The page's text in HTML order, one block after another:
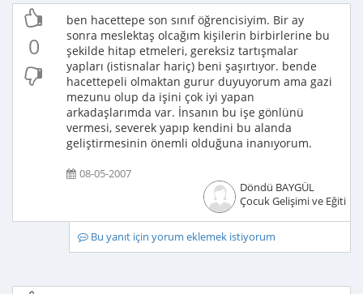
0
ben hacettepe son sınıf öğrencisiyim. Bir ay
sonra meslektaş olcağım kişilerin birbirlerine bu
şekilde hitap etmeleri, gereksiz tartışmalar
yapları (istisnalar hariç) beni şaşırtıyor. bende
hacettepeli olmaktan gurur duyuyorum ama gazi
mezunu olup da işini çok iyi yapan
arkadaşlarımda var. İnsanın bu işe gönlünü
vermesi, severek yapıp kendini bu alanda
geliştirmesinin önemli olduğuna inanıyorum.
08-05-2007
Döndü BAYGÜL
Çocuk Gelişimi ve
Bu yanıt için yorum eklemek istiyorum